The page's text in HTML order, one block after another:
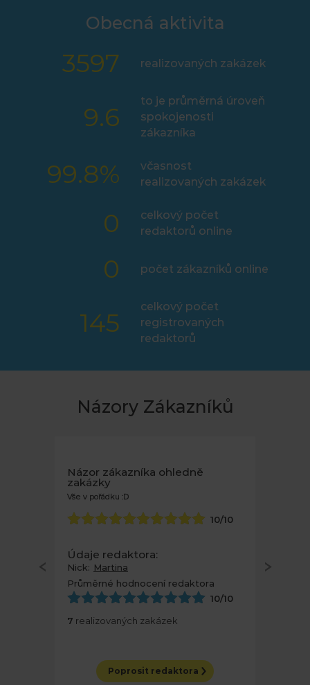
Obecná aktivita
3597 realizovaných zakázek
9.6
to je průměrná úroveň
spokojenosti
zákazníka
99.8%
včasnost
realizovaných zakázek
0
celkový počet
redaktorů online
0 počet zákazníků online
145
celkový počet
registrovaných
redaktorů
Názory Zákazníků
Názor zákazníka ohledně
zakázky
Vše v pořádku :D
10/10
Údaje redaktora:
Nick: Martina
Průměrné hodnocení redaktora
10/10
7 realizovaných zakázek
Poprosit redaktora